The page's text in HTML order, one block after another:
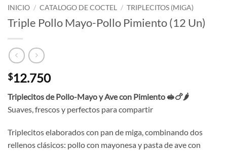
INICIO / CATALOGO DE COCTEL / TRIPLECITOS (MIGA)
Triple Pollo Mayo-Pollo Pimiento (12 Un)
$12.750
Triplecitos de Pollo-Mayo y Ave con Pimiento 🥪🍗🌶️
Suaves, frescos y perfectos para compartir
Triplecitos elaborados con pan de miga, combinando dos
rellenos clásicos: pollo con mayonesa y pasta de ave con